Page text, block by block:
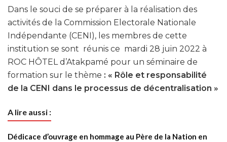
Dans le souci de se préparer à la réalisation des
activités de la Commission Electorale Nationale
Indépendante (CENI), les membres de cette
institution se sont réunis ce mardi 28 juin 2022 à
ROC HÔTEL d’Atakpamé pour un séminaire de
formation sur le thème : « Rôle et responsabilité
de la CENI dans le processus de décentralisation »
A lire aussi :
Dédicace d’ouvrage en hommage au Père de la Nation en